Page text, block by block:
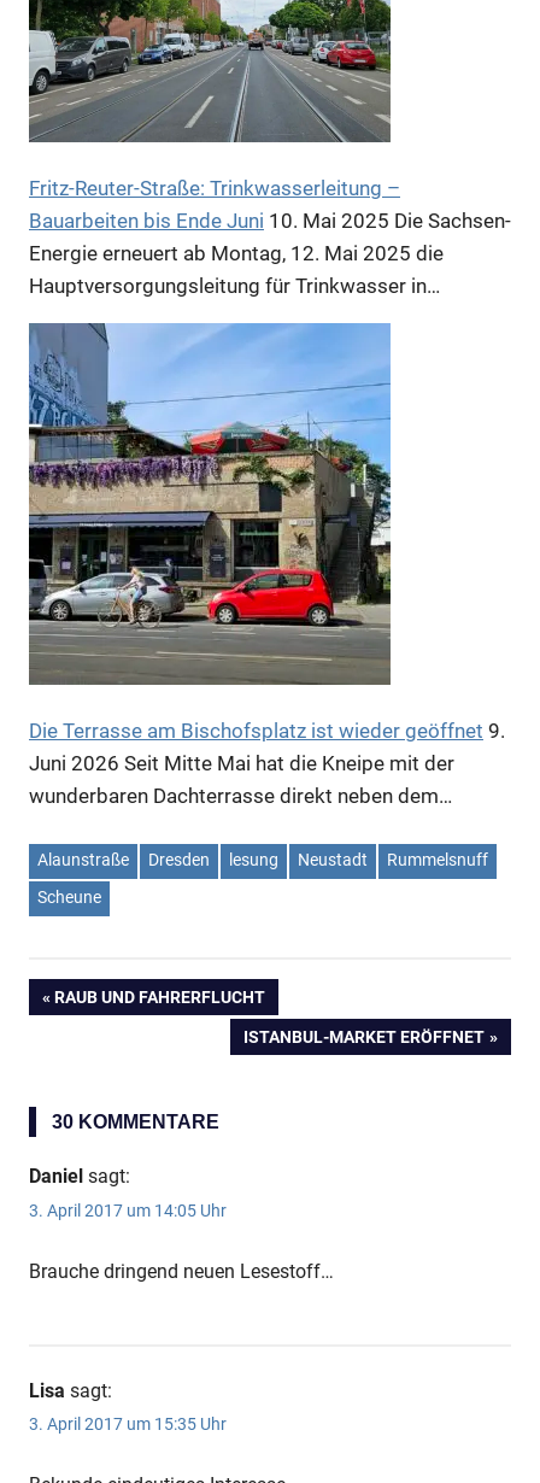
Anzeige
Anzeige
Anzeige
Fritz-Reuter-Straße: Trinkwasserleitung –
Bauarbeiten bis Ende Juni 10. Mai 2025 Die Sachsen-
Energie erneuert ab Montag, 12. Mai 2025 die
Hauptversorgungsleitung für Trinkwasser in…
Die Terrasse am Bischofsplatz ist wieder geöffnet 9.
Juni 2026 Seit Mitte Mai hat die Kneipe mit der
wunderbaren Dachterrasse direkt neben dem…
Alaunstraße Dresden lesung Neustadt
Rummelsnuff
Scheune
Beitragsnavigation
VORHERIGER
RAUB UND FAHRERFLUCHT
NÄCHSTER
ISTANBUL-MARKET ERÖFFNET
30 KOMMENTARE
Daniel sagt:
3. April 2017 um 14:05 Uhr
Brauche dringend neuen Lesestoff…
Lisa sagt:
3. April 2017 um 15:35 Uhr